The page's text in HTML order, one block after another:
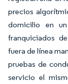
precios
domicilio en
franquiciados
fuera de línea
pruebas de
servicio el